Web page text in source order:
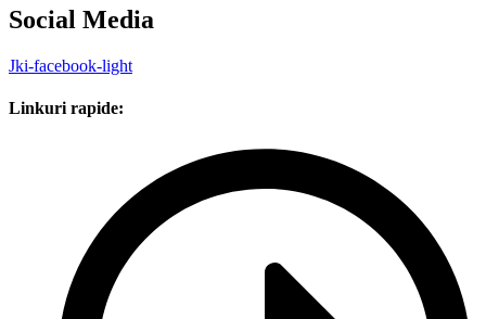
Social Media
Jki-facebook-light
Linkuri rapide: